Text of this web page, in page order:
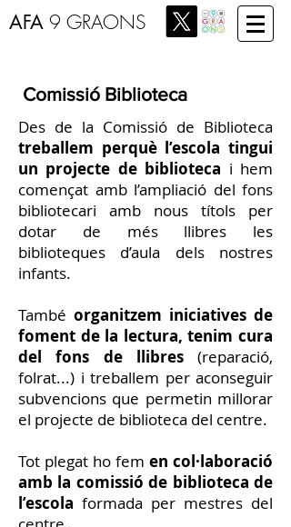
AFA 9 GRAONS
Comissió Biblioteca
Des de la Comissió de Biblioteca
treballem perquè l’escola tingui
un projecte de biblioteca i hem
començat amb l’ampliació del fons
bibliotecari amb nous títols per
dotar de més llibres les
biblioteques d’aula dels nostres
infants.
També organitzem iniciatives de
foment de la lectura, tenim cura
del fons de llibres(reparació,
folrat...) i treballem per aconseguir
subvencions que permetin millorar
el projecte de biblioteca del centre.
Tot plegat ho fem en col·laboració
amb la comissió de biblioteca de
l’escola formada per mestres del